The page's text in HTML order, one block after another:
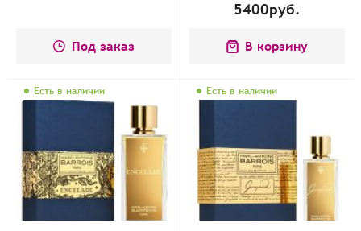
Под заказ
5400руб.
В корзину
Есть в наличии Есть в наличии